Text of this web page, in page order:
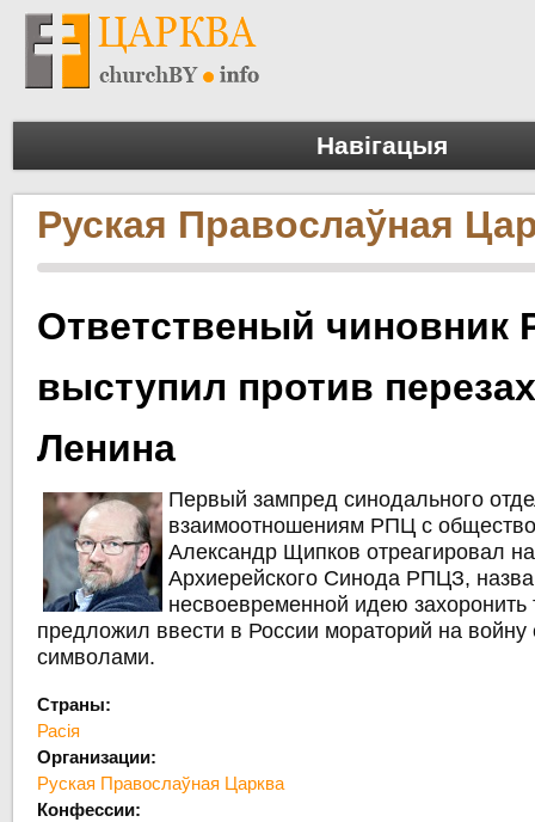
Навігацыя
Руская Правослаўная
Ответственый чиновник
выступил против
Ленина
Первый зампред синодального
взаимоотношениям РПЦ с
Александр Щипков отреагировал
Архиерейского Синода РПЦЗ,
несвоевременной идею захоронить
предложил ввести в России мораторий на войну
символами.
Страны:
Расія
Организации:
Руская Правослаўная Царква
Конфессии: